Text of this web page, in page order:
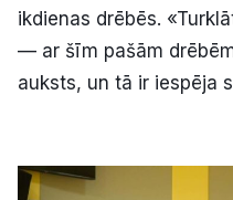
ikdienas drēbēs.
— ar šīm pašām
auksts, un tā ir iespēja